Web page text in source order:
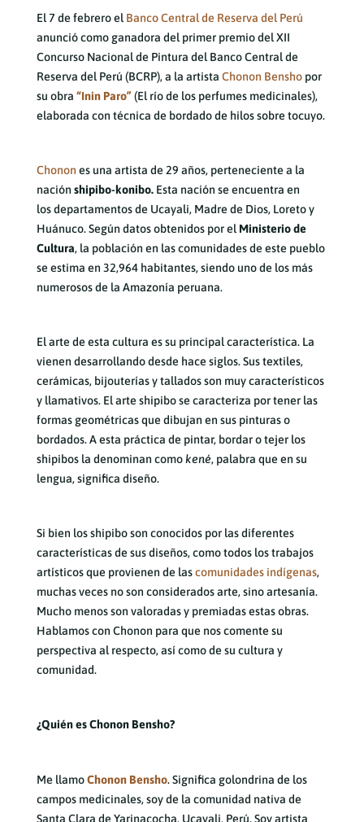
El 7 de febrero el Banco Central de Reserva del Perú
anunció como ganadora del primer premio del XII
Concurso Nacional de Pintura del Banco Central de
Reserva del Perú (BCRP), a la artista Chonon Benshopor
su obra “Inin Paro” (El río de los perfumes medicinales),
elaborada con técnica de bordado de hilos sobre tocuyo.
Chonon es una artista de 29 años, perteneciente a la
nación shipibo-konibo. Esta nación se encuentra en
los departamentos de Ucayali, Madre de Dios, Loreto y
Huánuco. Según datos obtenidos por el Ministerio de
Cultura, la población en las comunidades de este pueblo
se estima en 32,964 habitantes, siendo uno de los más
numerosos de la Amazonía peruana.
El arte de esta cultura es su principal característica. La
vienen desarrollando desde hace siglos. Sus textiles,
cerámicas, bijouterías y tallados son muy característicos
y llamativos. El arte shipibo se caracteriza por tener las
formas geométricas que dibujan en sus pinturas o
bordados. A esta práctica de pintar, bordar o tejer los
shipibos la denominan como kené, palabra que en su
lengua, significa diseño.
Si bien los shipibo son conocidos por las diferentes
características de sus diseños, como todos los trabajos
artísticos que provienen de lascomunidades indígenas,
muchas veces no son considerados arte, sino artesanía.
Mucho menos son valoradas y premiadas estas obras.
Hablamos con Chonon para que nos comente su
perspectiva al respecto, así como de su cultura y
comunidad.
¿Quién es Chonon Bensho?
Me llamoChonon Bensho. Significa golondrina de los
campos medicinales, soy de la comunidad nativa de
Santa Clara de Yarinacocha, Ucayali, Perú. Soy artista